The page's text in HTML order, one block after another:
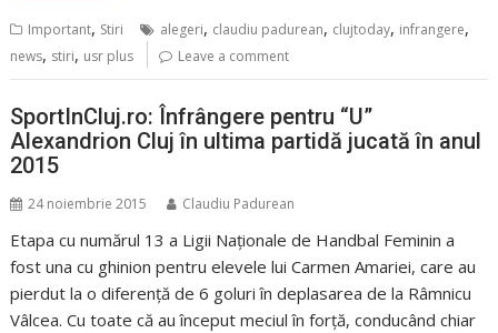
Important, Stiri alegeri, claudiu padurean, clujtoday, infrangere,
news, stiri, usr plus Leave a comment
SportInCluj.ro: Înfrângere pentru “U”
Alexandrion Cluj în ultima partidă jucată în anul
2015
24 noiembrie 2015 Claudiu Padurean
Etapa cu numărul 13 a Ligii Naționale de Handbal Feminin a
fost una cu ghinion pentru elevele lui Carmen Amariei, care au
pierdut la o diferență de 6 goluri în deplasarea de la Râmnicu
Vâlcea. Cu toate că au început meciul în forță, conducând chiar